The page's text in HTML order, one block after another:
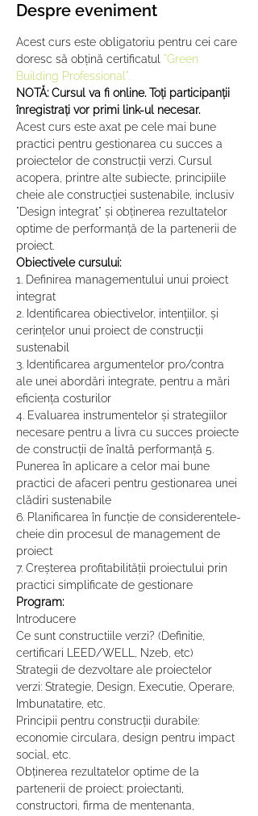
Despre eveniment
Acest curs este obligatoriu pentru cei care
doresc să obțină certificatul "Green
Building Professional".
NOTĂ: Cursul va fi online. Toți participanții
înregistrați vor primi link-ul necesar.
Acest curs este axat pe cele mai bune
practici pentru gestionarea cu succes a
proiectelor de construcții verzi. Cursul
acopera, printre alte subiecte, principiile
cheie ale construcției sustenabile, inclusiv
"Design integrat" și obținerea rezultatelor
optime de performanță de la partenerii de
proiect.
Obiectivele cursului:
1. Definirea managementului unui proiect
integrat
2. Identificarea obiectivelor, intențiilor, și
cerințelor unui proiect de construcții
sustenabil
3. Identificarea argumentelor pro/contra
ale unei abordări integrate, pentru a mări
eficiența costurilor
4. Evaluarea instrumentelor și strategiilor
necesare pentru a livra cu succes proiecte
de construcții de înaltă performanță 5.
Punerea în aplicare a celor mai bune
practici de afaceri pentru gestionarea unei
clădiri sustenabile
6. Planificarea în funcție de considerentele-
cheie din procesul de management de
proiect
7. Creșterea profitabilității proiectului prin
practici simplificate de gestionare
Program:
Introducere
Ce sunt constructiile verzi? (Definitie,
certificari LEED/WELL, Nzeb, etc)
Strategii de dezvoltare ale proiectelor
verzi: Strategie, Design, Executie, Operare,
Imbunatatire, etc.
Principii pentru construcții durabile:
economie circulara, design pentru impact
social, etc.
Obținerea rezultatelor optime de la
partenerii de proiect: proiectanti,
constructori, firma de mentenanta,